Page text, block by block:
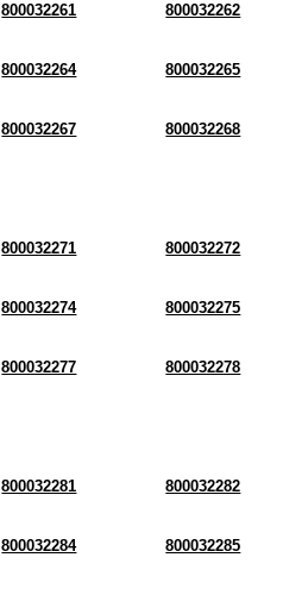
800032261 800032262
800032264 800032265
800032267 800032268
800032271 800032272
800032274 800032275
800032277 800032278
800032281 800032282
800032284 800032285